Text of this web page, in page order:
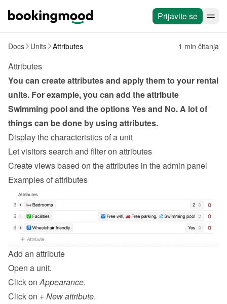
Prijavite se
Docs Units Attributes 1 min čitanja
Attributes
You can create attributes and apply them to your rental
units. For example, you can add the attribute
Swimming pool and the options Yes and No. A lot of
things can be done by using attributes.
Display the characteristics of a unit
Let visitors search and filter on attributes
Create views based on the attributes in the admin panel
Examples of attributes
Add an attribute
Open a unit.
Click on Appearance.
Click on + New attribute.